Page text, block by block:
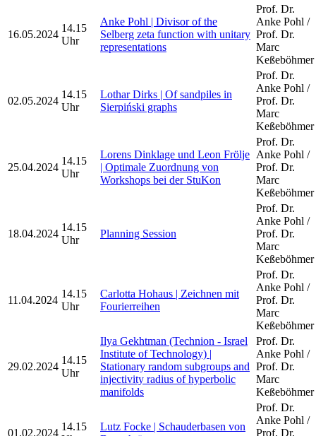
16.05.2024
14.15
Uhr
Anke Pohl | Divisor of the
Selberg zeta function with unitary
representations
Prof. Dr.
Anke Pohl /
Prof. Dr.
Marc
Keßeböhmer
02.05.2024
14.15
Uhr
Lothar Dirks | Of sandpiles in
Sierpiński graphs
Prof. Dr.
Anke Pohl /
Prof. Dr.
Marc
Keßeböhmer
25.04.2024
14.15
Uhr
Lorens Dinklage und Leon Frölje
| Optimale Zuordnung von
Workshops bei der StuKon
Prof. Dr.
Anke Pohl /
Prof. Dr.
Marc
Keßeböhmer
18.04.2024
14.15
Uhr
Planning Session
Prof. Dr.
Anke Pohl /
Prof. Dr.
Marc
Keßeböhmer
11.04.2024
14.15
Uhr
Carlotta Hohaus | Zeichnen mit
Fourierreihen
Prof. Dr.
Anke Pohl /
Prof. Dr.
Marc
Keßeböhmer
29.02.2024
14.15
Uhr
Ilya Gekhtman (Technion - Israel
Institute of Technology) |
Stationary random subgroups and
injectivity radius of hyperbolic
manifolds
Prof. Dr.
Anke Pohl /
Prof. Dr.
Marc
Keßeböhmer
01.02.2024
14.15
Lutz Focke | Schauderbasen von
Prof. Dr.
Anke Pohl /
Prof. Dr.